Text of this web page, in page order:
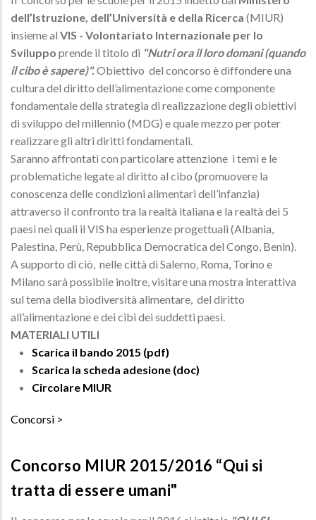
dell’Istruzione, dell’Università e della Ricerca (MIUR)
insieme al VIS - Volontariato Internazionale per lo
Sviluppo prende il titolo di "Nutri ora il loro domani (quando
il cibo è sapere)".Obiettivo del concorso è diffondere una
cultura del diritto dell’alimentazione come componente
fondamentale della strategia di realizzazione degli obiettivi
di sviluppo del millennio (MDG) e quale mezzo per poter
realizzare gli altri diritti fondamentali.
Saranno affrontati con particolare attenzione i temi e le
problematiche legate al diritto al cibo (promuovere la
conoscenza delle condizioni alimentari dell’infanzia)
attraverso il confronto tra la realtà italiana e la realtà dei 5
paesi nei quali il VIS ha esperienze progettuali (Albania,
Palestina, Perù, Repubblica Democratica del Congo, Benin).
A supporto di ciò, nelle città di Salerno, Roma, Torino e
Milano sarà possibile inoltre, visitare una mostra interattiva
sul tema della biodiversità alimentare, del diritto
all’alimentazione e dei cibi dei suddetti paesi.
MATERIALI UTILI
Scarica il bando 2015 (pdf)
Scarica la scheda adesione (doc)
Circolare MIUR
Concorsi
Concorso MIUR 2015/2016 “Qui si
tratta di essere umani"